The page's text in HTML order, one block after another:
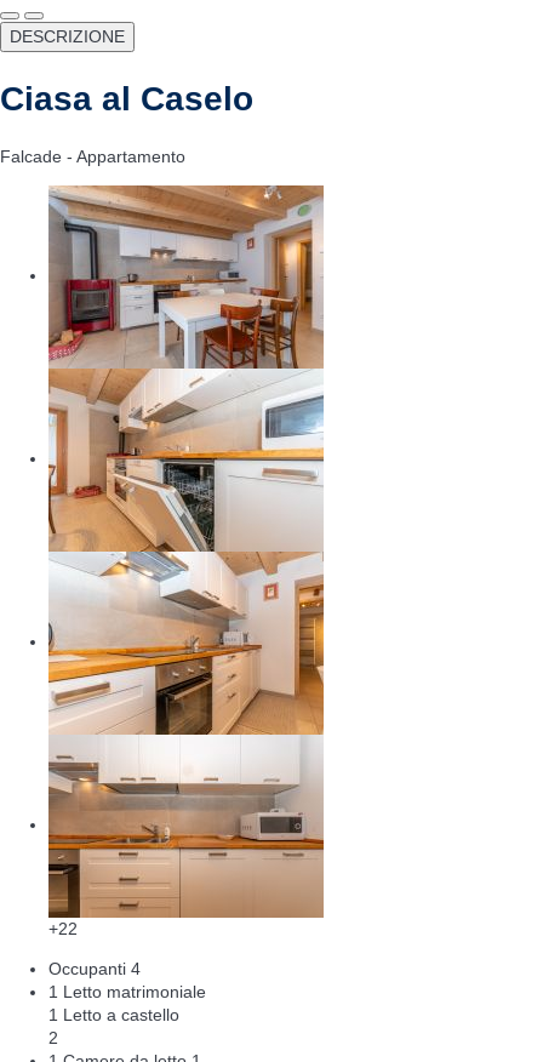
DESCRIZIONE
Ciasa al Caselo
Falcade - Appartamento
+22
Occupanti 4
1 Letto matrimoniale
1 Letto a castello
2